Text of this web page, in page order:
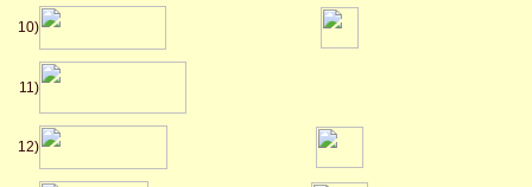
10)
11)
12)